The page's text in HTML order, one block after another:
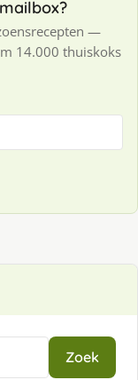
—
14.000 thuiskoks
Zoek